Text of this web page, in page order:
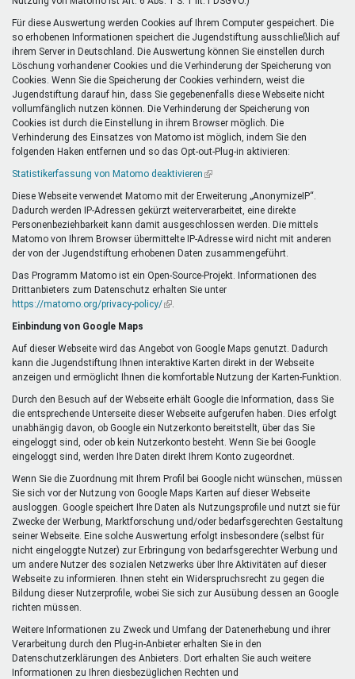
Für diese Auswertung werden Cookies auf Ihrem Computer gespeichert. Die
so erhobenen Informationen speichert die Jugendstiftung ausschließlich auf
ihrem Server in Deutschland. Die Auswertung können Sie einstellen durch
Löschung vorhandener Cookies und die Verhinderung der Speicherung von
Cookies. Wenn Sie die Speicherung der Cookies verhindern, weist die
Jugendstiftung darauf hin, dass Sie gegebenenfalls diese Webseite nicht
vollumfänglich nutzen können. Die Verhinderung der Speicherung von
Cookies ist durch die Einstellung in ihrem Browser möglich. Die
Verhinderung des Einsatzes von Matomo ist möglich, indem Sie den
folgenden Haken entfernen und so das Opt-out-Plug-in aktivieren:
Statistikerfassung von Matomo deaktivieren (Link
extern)
Diese Webseite verwendet Matomo mit der Erweiterung „AnonymizeIP“.
Dadurch werden IP-Adressen gekürzt weiterverarbeitet, eine direkte
Personenbeziehbarkeit kann damit ausgeschlossen werden. Die mittels
Matomo von Ihrem Browser übermittelte IP-Adresse wird nicht mit anderen
der von der Jugendstiftung erhobenen Daten zusammengeführt.
Das Programm Matomo ist ein Open-Source-Projekt. Informationen des
Drittanbieters zum Datenschutz erhalten Sie unter
https://matomo.org/privacy-policy/(Link
Einbindung von Google Maps
Auf dieser Webseite wird das Angebot von Google Maps genutzt. Dadurch
kann die Jugendstiftung Ihnen interaktive Karten direkt in der Webseite
anzeigen und ermöglicht Ihnen die komfortable Nutzung der Karten-Funktion.
Durch den Besuch auf der Webseite erhält Google die Information, dass Sie
die entsprechende Unterseite dieser Webseite aufgerufen haben. Dies erfolgt
unabhängig davon, ob Google ein Nutzerkonto bereitstellt, über das Sie
eingeloggt sind, oder ob kein Nutzerkonto besteht. Wenn Sie bei Google
eingeloggt sind, werden Ihre Daten direkt Ihrem Konto zugeordnet.
Wenn Sie die Zuordnung mit Ihrem Profil bei Google nicht wünschen, müssen
Sie sich vor der Nutzung von Google Maps Karten auf dieser Webseite
ausloggen. Google speichert Ihre Daten als Nutzungsprofile und nutzt sie für
Zwecke der Werbung, Marktforschung und/oder bedarfsgerechten Gestaltung
seiner Webseite. Eine solche Auswertung erfolgt insbesondere (selbst für
nicht eingeloggte Nutzer) zur Erbringung von bedarfsgerechter Werbung und
um andere Nutzer des sozialen Netzwerks über Ihre Aktivitäten auf dieser
Webseite zu informieren. Ihnen steht ein Widerspruchsrecht zu gegen die
Bildung dieser Nutzerprofile, wobei Sie sich zur Ausübung dessen an Google
richten müssen.
Weitere Informationen zu Zweck und Umfang der Datenerhebung und ihrer
Verarbeitung durch den Plug-in-Anbieter erhalten Sie in den
Datenschutzerklärungen des Anbieters. Dort erhalten Sie auch weitere
Informationen zu Ihren diesbezüglichen Rechten und